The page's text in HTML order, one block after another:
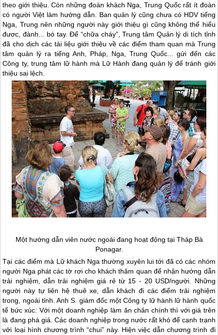
theo giới thiệu. Còn những đoàn khách Nga, Trung Quốc rất ít đoàn
có người Việt làm hướng dẫn. Ban quản lý cũng chưa có HDV tiếng
Nga, Trung nên những người này giới thiệu gì cũng không thể hiểu
được, đành... bó tay. Để “chữa cháy”, Trung tâm Quản lý di tích tỉnh
đã cho dịch các tài liệu giới thiệu về các điểm tham quan mà Trung
tâm quản lý ra tiếng Anh, Pháp, Nga, Trung Quốc... gửi đến các
Công ty, trung tâm lữ hành mà Lữ Hành đang quản lý để tránh giới
thiệu sai lệch.
Một hướng dẫn viên nước ngoài đang hoạt động tại Tháp Bà
Ponagar.
Tại các điểm mà Lữ khách Nga thường xuyên lui tới đã có các nhóm
người Nga phát các tờ rơi cho khách thăm quan để nhận hướng dẫn
trải nghiệm, dẫn trải nghiệm giá rẻ từ 15 - 20 USD/người. Những
người này tự liên hệ thuê xe, dẫn khách đi các điểm trải nghiệm
trong, ngoài tỉnh. Anh S. giám đốc một Công ty lữ hành lữ hành quốc
tế bức xúc: Với một doanh nghiệp làm ăn chân chính thì với giá trên
là đang phá giá. Các doanh nghiệp trong nước rất khó để cạnh trạnh
với loại hình chương trình “chui” này. Hiện việc dẫn chương trình đi